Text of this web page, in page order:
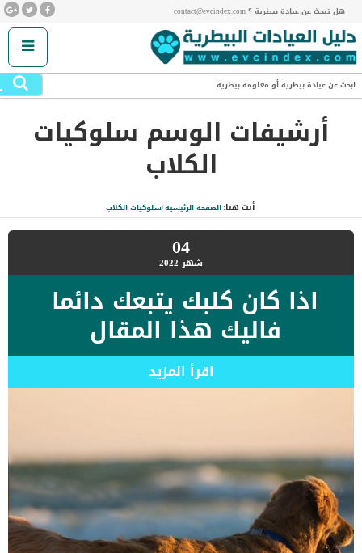
هل تبحث عن عيادة بيطرية ؟ contact@evcindex.com
ابحث عن عيادة بيطرية أو معلومة بيطرية
أرشيفات الوسم سلوكيات
الكلاب
أنت هنا:الصفحة الرئيسية/سلوكيات الكلاب
04شهر 2022
اذا كان كلبك يتبعك دائما
فاليك هذا المقال
اقرأ المزيد